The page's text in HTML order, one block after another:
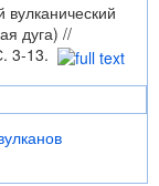
дуга) //
3-13.